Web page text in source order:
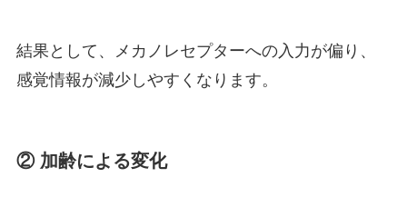
結果として、メカノレセプターへの入力が偏り、
感覚情報が減少しやすくなります。
② 加齢による変化